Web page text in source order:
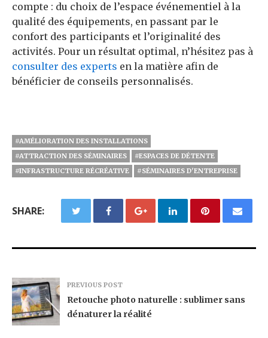
compte : du choix de l’espace événementiel à la
qualité des équipements, en passant par le
confort des participants et l’originalité des
activités. Pour un résultat optimal, n’hésitez pas à
consulter des experts en la matière afin de
bénéficier de conseils personnalisés.
#AMÉLIORATION DES INSTALLATIONS
#ATTRACTION DES SÉMINAIRES
#ESPACES DE DÉTENTE
#INFRASTRUCTURE RÉCRÉATIVE
#SÉMINAIRES D'ENTREPRISE
SHARE:
PREVIOUS POST
Retouche photo naturelle : sublimer sans
dénaturer la réalité